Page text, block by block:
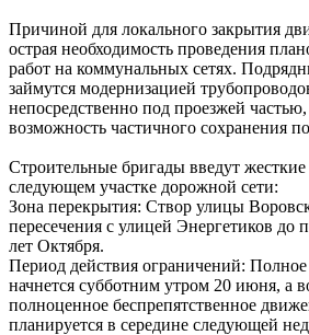
Причиной для локального закрытия
острая необходимость проведения
работ на коммунальных сетях.
займутся модернизацией
непосредственно под проезжей
возможность частичного сохранения
Строительные бригады введут
следующем участке дорожной сети:
Зона перекрытия: Створ улицы
пересечения с улицей Энергетиков до
лет Октября.
Период действия ограничений: Полное
начнется субботним утром 20 июня, а
полноценное беспрепятственное
планируется в середине следующей